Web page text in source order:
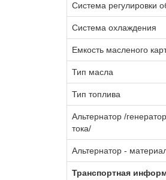
Система регулировки
Система охлаждения
Емкость масленого
Тип масла
Тип топлива
Альтернатор /
тока/
Альтернатор -
Транспортная